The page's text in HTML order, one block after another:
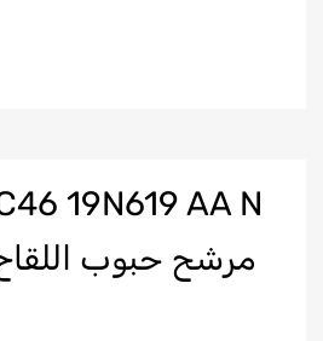
مرشح حبوب اللقاح